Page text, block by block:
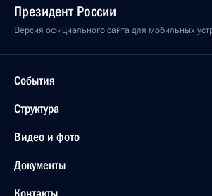
Президент России
Версия официального сайта для мобильных
События
Структура
Видео и фото
Документы
Контакты